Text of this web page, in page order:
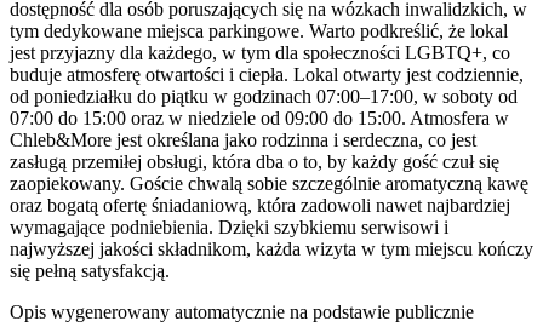
dostępność dla osób poruszających się na wózkach inwalidzkich, w
tym dedykowane miejsca parkingowe. Warto podkreślić, że lokal
jest przyjazny dla każdego, w tym dla społeczności LGBTQ+, co
buduje atmosferę otwartości i ciepła. Lokal otwarty jest codziennie,
od poniedziałku do piątku w godzinach 07:00–17:00, w soboty od
07:00 do 15:00 oraz w niedziele od 09:00 do 15:00. Atmosfera w
Chleb&More jest określana jako rodzinna i serdeczna, co jest
zasługą przemiłej obsługi, która dba o to, by każdy gość czuł się
zaopiekowany. Goście chwalą sobie szczególnie aromatyczną kawę
oraz bogatą ofertę śniadaniową, która zadowoli nawet najbardziej
wymagające podniebienia. Dzięki szybkiemu serwisowi i
najwyższej jakości składnikom, każda wizyta w tym miejscu kończy
się pełną satysfakcją.
Opis wygenerowany automatycznie na podstawie publicznie